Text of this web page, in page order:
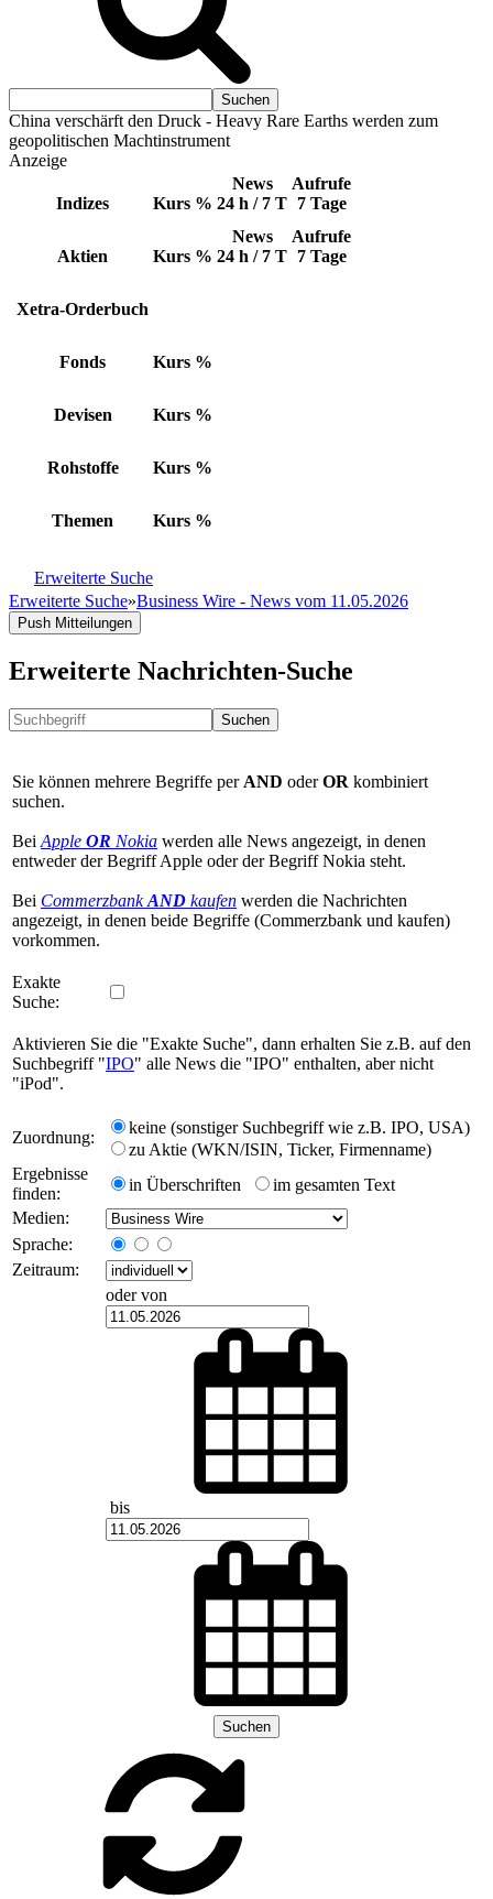
China verschärft den Druck - Heavy Rare Earths werden zum
geopolitischen Machtinstrument
Anzeige
Indizes Kurs %
News
24 h / 7 T
Aufrufe
7 Tage
Aktien Kurs %
News
24 h / 7 T
Aufrufe
7 Tage
Xetra-Orderbuch
Fonds Kurs %
Devisen Kurs %
Rohstoffe Kurs %
Themen Kurs %
Erweiterte Suche
Erweiterte Suche»Business Wire - News vom 11.05.2026
Push Mitteilungen
Erweiterte Nachrichten-Suche
Suchen
Sie können mehrere Begriffe per AND oderOR kombiniert
suchen.
Bei Apple OR Nokia werden alle News angezeigt, in denen
entweder der Begriff Apple oder der Begriff Nokia steht.
Bei CommerzbankAND kaufen werden die Nachrichten
angezeigt, in denen beide Begriffe (Commerzbank und kaufen)
vorkommen.
Exakte
Suche:
Aktivieren Sie die "Exakte Suche", dann erhalten Sie z.B. auf den
Suchbegriff "IPO" alle News die "IPO" enthalten, aber nicht
"iPod".
Zuordnung:
keine (sonstiger Suchbegriff wie z.B. IPO, USA)
zu Aktie (WKN/ISIN, Ticker, Firmenname)
Ergebnisse
finden:
in Überschriften
im gesamten Text
Medien:
Sprache:
Zeitraum:
oder von
bis
Suchen